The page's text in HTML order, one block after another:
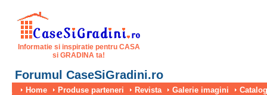
Informatie si inspiratie pentru CASA
si GRADINA ta!
Forumul CaseSiGradini.ro
Home Produse parteneri Revista Galerie imagini